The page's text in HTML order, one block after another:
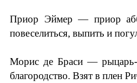
Приор Эймер — приор
повеселиться, выпить и
Морис де Браси — рыцарь-
благородство. Взят в плен